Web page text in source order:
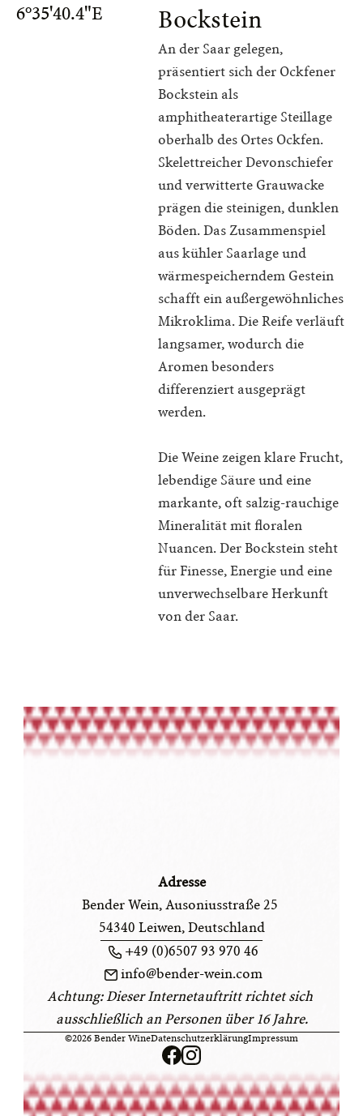
6°35'40.4"E
Bockstein
An der Saar gelegen,
präsentiert sich der Ockfener
Bockstein als
amphitheaterartige Steillage
oberhalb des Ortes Ockfen.
Skelettreicher Devonschiefer
und verwitterte Grauwacke
prägen die steinigen, dunklen
Böden. Das Zusammenspiel
aus kühler Saarlage und
wärmespeicherndem Gestein
schafft ein außergewöhnliches
Mikroklima. Die Reife verläuft
langsamer, wodurch die
Aromen besonders
differenziert ausgeprägt
werden.
Die Weine zeigen klare Frucht,
lebendige Säure und eine
markante, oft salzig-rauchige
Mineralität mit floralen
Nuancen. Der Bockstein steht
für Finesse, Energie und eine
unverwechselbare Herkunft
von der Saar.
Adresse
Bender Wein, Ausoniusstraße 25
54340 Leiwen, Deutschland
+49 (0)6507 93 970 46
info@bender-wein.com
Achtung: Dieser Internetauftritt richtet sich
ausschließlich an Personen über 16 Jahre.
©2026 Bender WineDatenschutzerklärungImpressum